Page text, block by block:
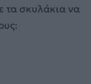
τα σκυλάκια να